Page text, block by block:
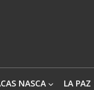
NASCA LA PAZ